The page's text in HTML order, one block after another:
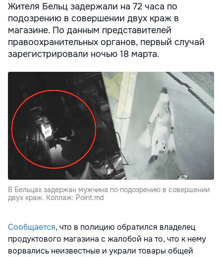
Жителя Бельц задержали на 72 часа по
подозрению в совершении двух краж в
магазине. По данным представителей
правоохранительных органов, первый случай
зарегистрировали ночью 18 марта.
В Бельцах задержан мужчина по подозрению в совершении
двух краж. Коллаж: Point.md
Сообщается, что в полицию обратился владелец
продуктового магазина с жалобой на то, что к нему
ворвались неизвестные и украли товары общей